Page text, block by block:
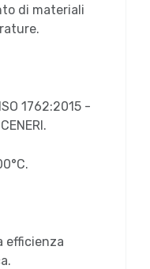
di materiali
1762:2015 -
efficienza